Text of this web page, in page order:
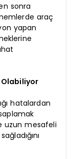
sonra
araç
yapan
Olabiliyor
hatalardan
uzun mesafeli